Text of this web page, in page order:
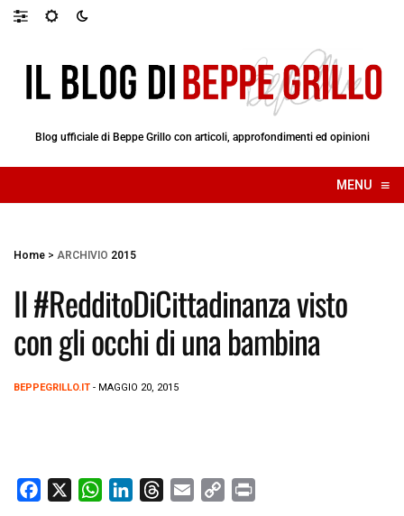
Blog ufficiale di Beppe Grillo con articoli, approfondimenti ed opinioni
MENU ≡
☰
Home > ARCHIVIO 2015
Il #RedditoDiCittadinanza visto
con gli occhi di una bambina
BEPPEGRILLO.IT - MAGGIO 20, 2015
W